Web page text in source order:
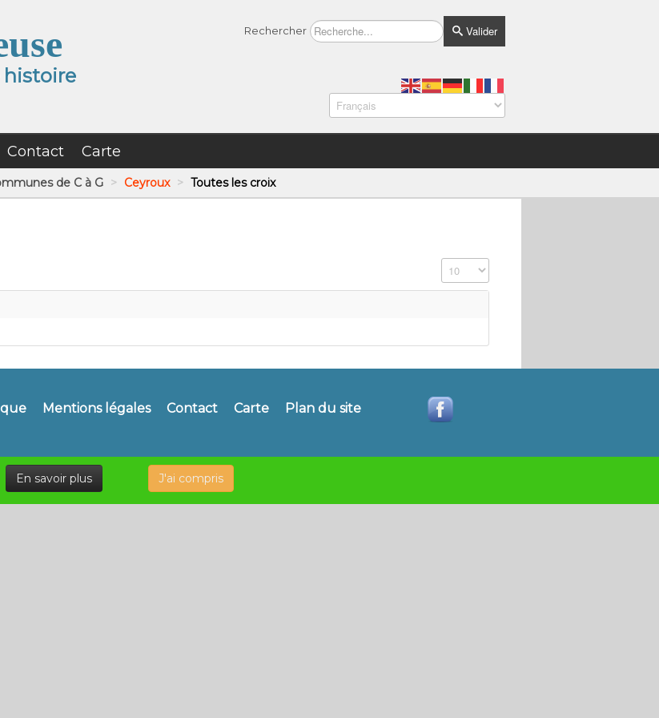
histoire
Rechercher Valider
Contact Carte
de C à G > Ceyroux > Toutes les croix
Affichage #
Mentions légales Contact Carte Plan du site
En savoir plus J'ai compris